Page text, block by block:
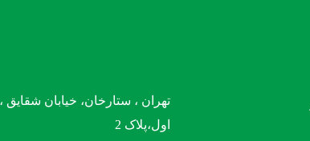
تهران ، ستارخان، خیابان
اول،پلاک 2